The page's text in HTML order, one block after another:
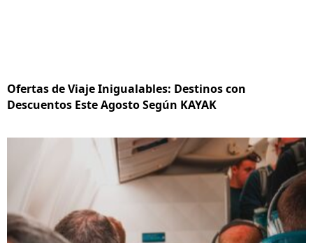
Ofertas de Viaje Inigualables: Destinos con
Descuentos Este Agosto Según KAYAK